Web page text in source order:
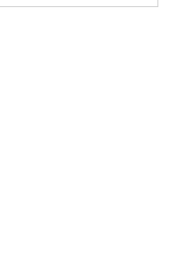
hiilikonttialus